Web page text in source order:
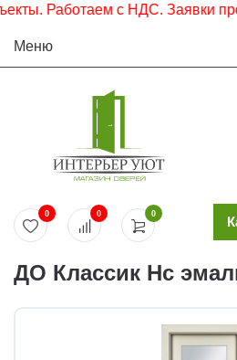
Работаем с НДС. Заявки
Меню
0
0 0
ДО Классик Нс